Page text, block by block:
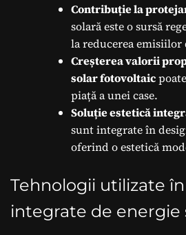
Contribuție la
solară este o sursă
la reducerea emisiilor
Creșterea valorii
solar fotovoltaic
piață a unei case.
Soluție estetică
sunt integrate în
oferind o estetică
Tehnologii utilizate
integrate de energie